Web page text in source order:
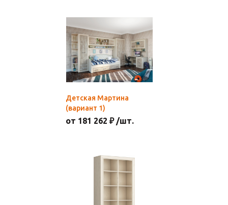
Детская Мартина
(вариант 1)
от 181 262 ₽ /шт.